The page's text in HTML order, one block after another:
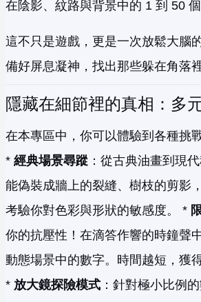
在陰影、紋路與背景中的 1 到 50 個
這不只是遊戲，更是一次放鬆大腦
備好屏息凝神，找出那些躲在角落
隱藏在細節裡的真相：多
在本專區中，你可以體驗到各種挑
* 經典場景尋蹤 ：從古典油畫到現
能偽裝成牆上的裂縫、樹枝的剪影
考驗你對色彩與形狀的敏感度。 *
你的抗壓性！在滴答作響的時鐘聲
動態場景中的數字。時間越短，獲
* 放大鏡探險模式 ：針對極小比例